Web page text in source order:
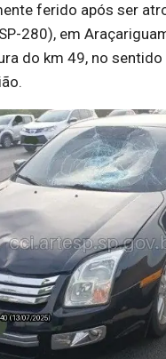
ferido após ser
280), em
do km 49, no